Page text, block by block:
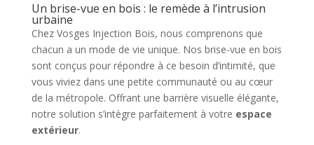
Un brise-vue en bois : le remède à l’intrusion
urbaine
Chez Vosges Injection Bois, nous comprenons que
chacun a un mode de vie unique. Nos brise-vue en bois
sont conçus pour répondre à ce besoin d’intimité, que
vous viviez dans une petite communauté ou au cœur
de la métropole. Offrant une barrière visuelle élégante,
notre solution s’intègre parfaitement à votre espace
extérieur.